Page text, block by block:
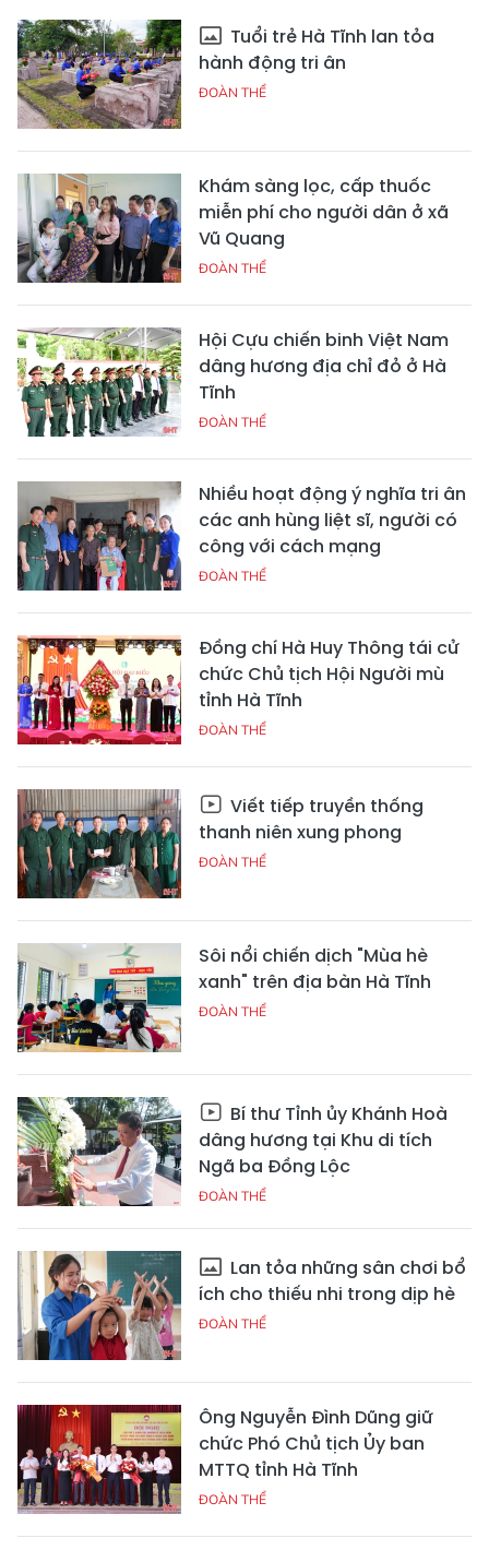
Tuổi trẻ Hà Tĩnh lan tỏa
hành động tri ân
ĐOÀN THỂ
Khám sàng lọc, cấp thuốc
miễn phí cho người dân ở xã
Vũ Quang
ĐOÀN THỂ
Hội Cựu chiến binh Việt Nam
dâng hương địa chỉ đỏ ở Hà
Tĩnh
ĐOÀN THỂ
Nhiều hoạt động ý nghĩa tri ân
các anh hùng liệt sĩ, người có
công với cách mạng
ĐOÀN THỂ
Đồng chí Hà Huy Thông tái cử
chức Chủ tịch Hội Người mù
tỉnh Hà Tĩnh
ĐOÀN THỂ
Viết tiếp truyền thống
thanh niên xung phong
ĐOÀN THỂ
Sôi nổi chiến dịch "Mùa hè
xanh" trên địa bàn Hà Tĩnh
ĐOÀN THỂ
Bí thư Tỉnh ủy Khánh Hoà
dâng hương tại Khu di tích
Ngã ba Đồng Lộc
ĐOÀN THỂ
Lan tỏa những sân chơi bổ
ích cho thiếu nhi trong dịp hè
ĐOÀN THỂ
Ông Nguyễn Đình Dũng giữ
chức Phó Chủ tịch Ủy ban
MTTQ tỉnh Hà Tĩnh
ĐOÀN THỂ